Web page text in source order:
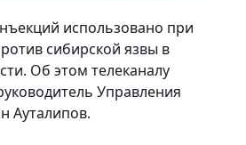
использовано при
сибирской язвы в
Об этом телеканалу
Управления
Ауталипов.